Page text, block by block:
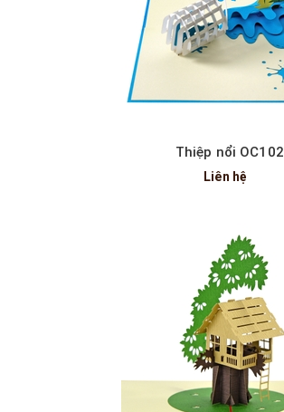
Xem nhanh
Thiệp nổi OC102
Liên hệ
Xem nhanh